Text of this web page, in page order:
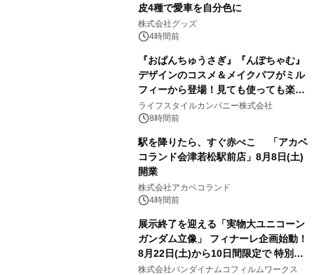
皮4種で愛車を自分色に
株式会社グッズ
4時間前
『おぱんちゅうさぎ』『んぽちゃむ』
デザインのコスメ＆メイクパフがミル
フィーから登場！見ても使っても楽し
い、ポップでキュートなコレクショ
ン。
ライフスタイルカンパニー株式会社
8時間前
駅を降りたら、すぐ赤べこ 「アカベ
コランド会津若松駅前店」8月8日(土)
開業
株式会社アカベコランド
4時間前
展示終了を迎える「実物大ユニコーン
ガンダム立像」 フィナーレ企画始動！
8月22日(土)から10日間限定で 特別映
像『UNICORN GUNDAM Statue ―
株式会社バンダイナムコフィルムワークス